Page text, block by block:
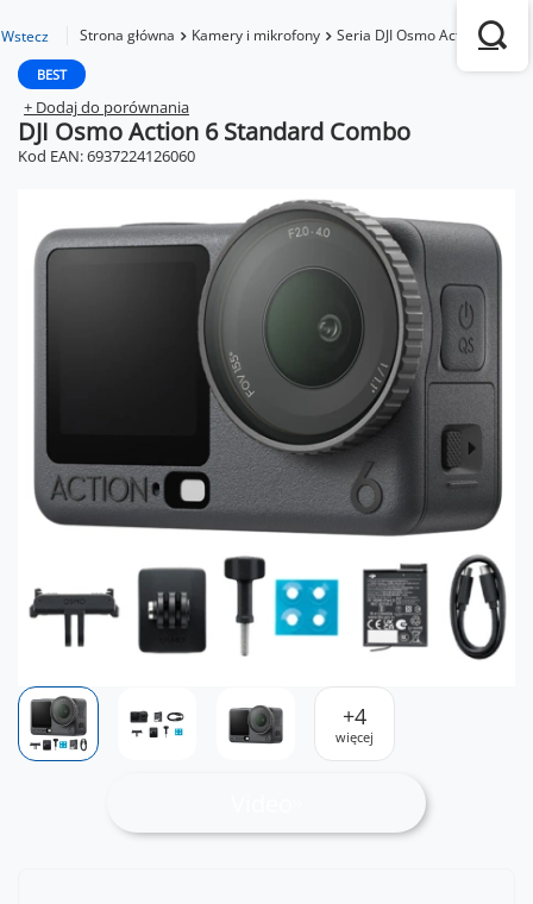
Wstecz Strona główna Kamery i mikrofony Seria DJI Osmo Action
BEST
+ Dodaj do porównania
DJI Osmo Action 6 Standard Combo
Kod EAN: 6937224126060
+4
więcej